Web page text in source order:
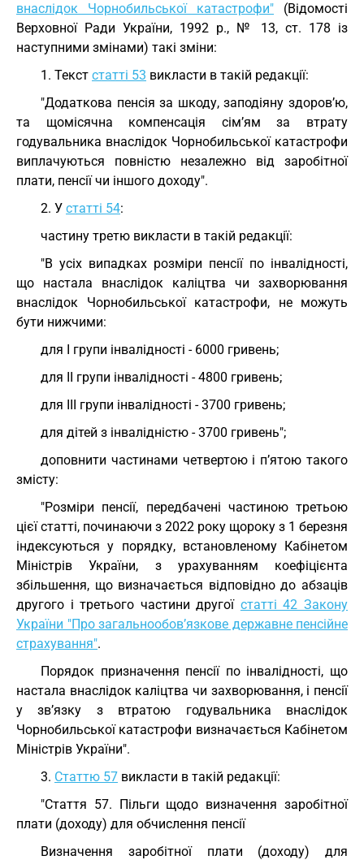
внаслідок Чорнобильської катастрофи" (Відомості
Верховної Ради України, 1992 р., № 13, ст. 178 із
наступними змінами) такі зміни:
1. Текст статті 53 викласти в такій редакції:
"Додаткова пенсія за шкоду, заподіяну здоров’ю,
та щомісячна компенсація сім’ям за втрату
годувальника внаслідок Чорнобильської катастрофи
виплачуються повністю незалежно від заробітної
плати, пенсії чи іншого доходу".
2. У статті 54:
частину третю викласти в такій редакції:
"В усіх випадках розміри пенсії по інвалідності,
що настала внаслідок каліцтва чи захворювання
внаслідок Чорнобильської катастрофи, не можуть
бути нижчими:
для I групи інвалідності - 6000 гривень;
для II групи інвалідності - 4800 гривень;
для III групи інвалідності - 3700 гривень;
для дітей з інвалідністю - 3700 гривень";
доповнити частинами четвертою і п’ятою такого
змісту:
"Розміри пенсії, передбачені частиною третьою
цієї статті, починаючи з 2022 року щороку з 1 березня
індексуються у порядку, встановленому Кабінетом
Міністрів України, з урахуванням коефіцієнта
збільшення, що визначається відповідно до абзаців
другого і третього частини другої статті 42 Закону
України "Про загальнообов’язкове державне пенсійне
страхування".
Порядок призначення пенсії по інвалідності, що
настала внаслідок каліцтва чи захворювання, і пенсії
у зв’язку з втратою годувальника внаслідок
Чорнобильської катастрофи визначається Кабінетом
Міністрів України".
3. Статтю 57 викласти в такій редакції:
"Стаття 57. Пільги щодо визначення заробітної
плати (доходу) для обчислення пенсії
Визначення заробітної плати (доходу) для